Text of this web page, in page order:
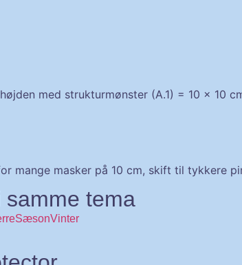
med strukturmønster (A.1) = 10 x 10
mange masker på 10 cm, skift til tykkere
tema
SæsonVinter